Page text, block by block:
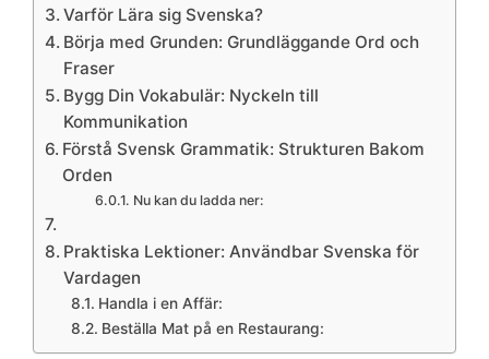
Varför Lära sig Svenska?
Börja med Grunden: Grundläggande Ord och
Fraser
Bygg Din Vokabulär: Nyckeln till
Kommunikation
Förstå Svensk Grammatik: Strukturen Bakom
Orden
Nu kan du ladda ner:
Praktiska Lektioner: Användbar Svenska för
Vardagen
Handla i en Affär:
Beställa Mat på en Restaurang: